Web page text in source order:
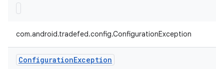
com.android.tradefed.config.ConfigurationException
ConfigurationException